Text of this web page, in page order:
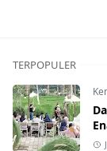
TERPOPULER